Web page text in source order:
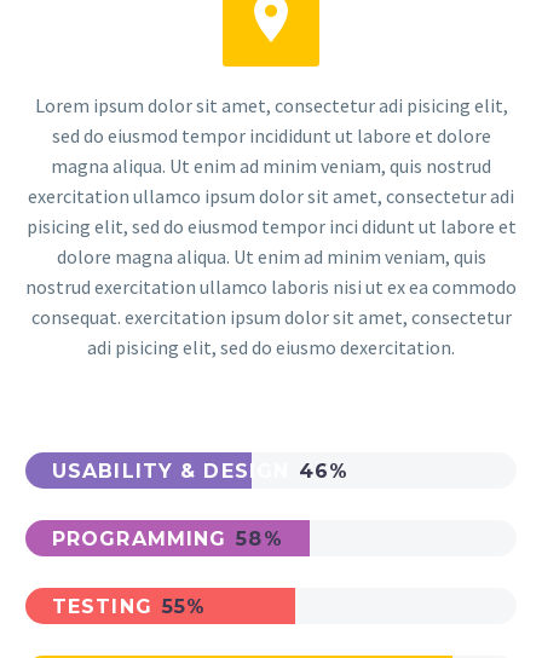


Lorem ipsum dolor sit amet, consectetur adi pisicing elit,
sed do eiusmod tempor incididunt ut labore et dolore
magna aliqua. Ut enim ad minim veniam, quis nostrud
exercitation ullamco ipsum dolor sit amet, consectetur adi
pisicing elit, sed do eiusmod tempor inci didunt ut labore et
dolore magna aliqua. Ut enim ad minim veniam, quis
nostrud exercitation ullamco laboris nisi ut ex ea commodo
consequat. exercitation ipsum dolor sit amet, consectetur
adi pisicing elit, sed do eiusmo dexercitation.
USABILITY & DESIGN 46%
PROGRAMMING 58%
TESTING 55%